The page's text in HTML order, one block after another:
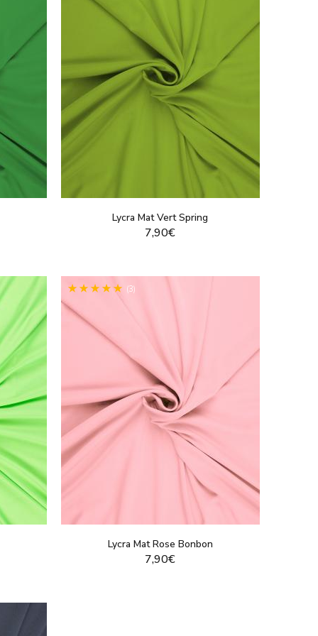
Lycra Mat Vert Spring
7,90€
VOIR LE PRODUIT
(3)
Lycra Mat Rose Bonbon
7,90€